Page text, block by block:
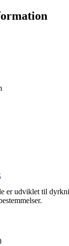
er udviklet til